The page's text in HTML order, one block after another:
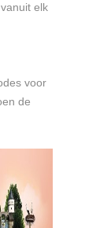
elk
voor
de